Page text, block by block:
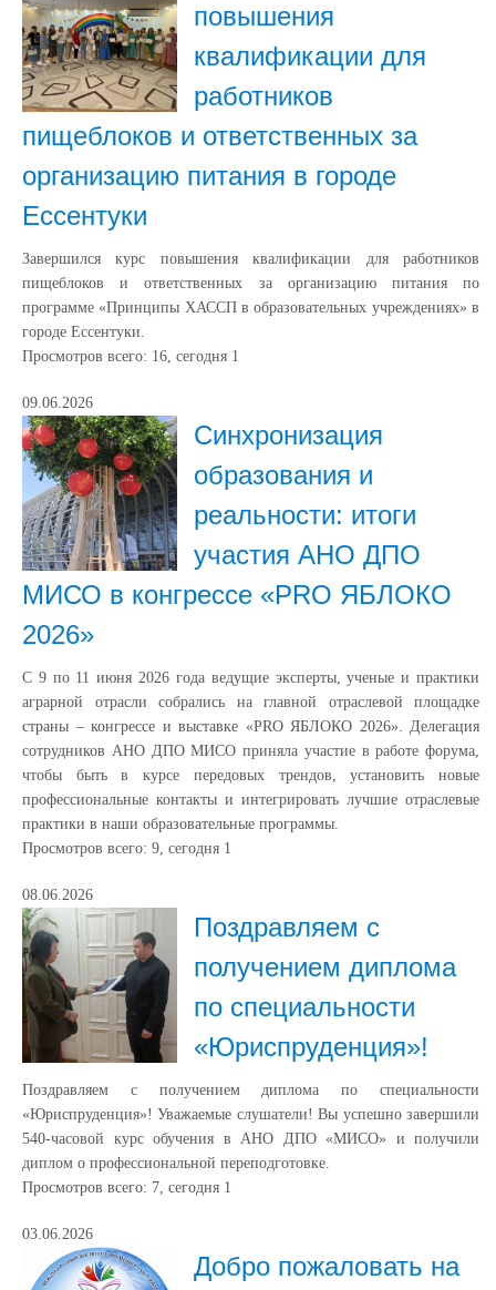
повышения
квалификации для
работников
пищеблоков и ответственных за
организацию питания в городе
Ессентуки
Завершился курс повышения квалификации для работников
пищеблоков и ответственных за организацию питания по
программе «Принципы ХАССП в образовательных учреждениях» в
городе Ессентуки.
Просмотров всего: 16, сегодня 1
09.06.2026
Синхронизация
образования и
реальности: итоги
участия АНО ДПО
МИСО в конгрессе «PRO ЯБЛОКО
2026»
С 9 по 11 июня 2026 года ведущие эксперты, ученые и практики
аграрной отрасли собрались на главной отраслевой площадке
страны – конгрессе и выставке «PRO ЯБЛОКО 2026». Делегация
сотрудников АНО ДПО МИСО приняла участие в работе форума,
чтобы быть в курсе передовых трендов, установить новые
профессиональные контакты и интегрировать лучшие отраслевые
практики в наши образовательные программы.
Просмотров всего: 9, сегодня 1
08.06.2026
Поздравляем с
получением диплома
по специальности
«Юриспруденция»!
Поздравляем с получением диплома по специальности
«Юриспруденция»! Уважаемые слушатели! Вы успешно завершили
540-часовой курс обучения в АНО ДПО «МИСО» и получили
диплом о профессиональной переподготовке.
Просмотров всего: 7, сегодня 1
03.06.2026
Добро пожаловать на